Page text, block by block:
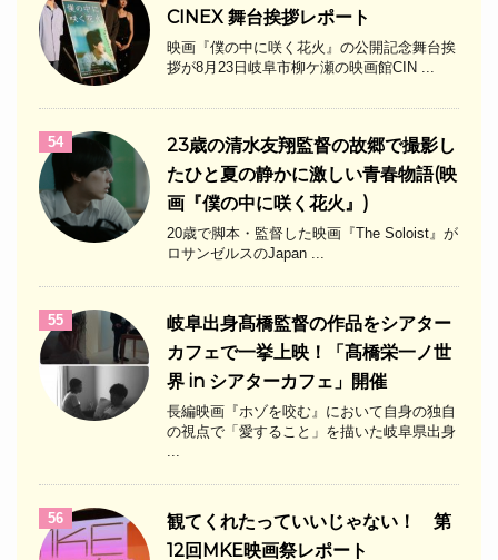
CINEX 舞台挨拶レポート
映画『僕の中に咲く花火』の公開記念舞台挨
拶が8月23日岐阜市柳ケ瀬の映画館CIN ...
54
23歳の清水友翔監督の故郷で撮影し
たひと夏の静かに激しい青春物語(映
画『僕の中に咲く花火』)
20歳で脚本・監督した映画『The Soloist』が
ロサンゼルスのJapan ...
55
岐阜出身髙橋監督の作品をシアター
カフェで一挙上映！「髙橋栄一ノ世
界 in シアターカフェ」開催
長編映画『ホゾを咬む』において自身の独自
の視点で「愛すること」を描いた岐阜県出身
56
観てくれたっていいじゃない！ 第
12回MKE映画祭レポート